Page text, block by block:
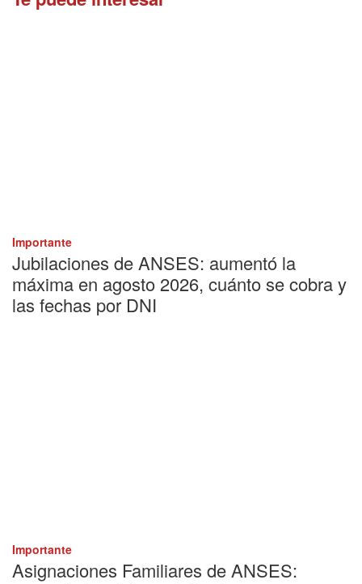
Importante
Jubilaciones de ANSES: aumentó la
máxima en agosto 2026, cuánto se cobra y
las fechas por DNI
Importante
Asignaciones Familiares de ANSES: